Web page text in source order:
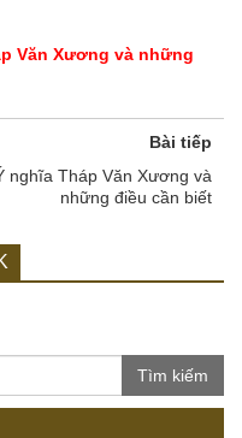
Văn Xương và những
Bài tiếp
nghĩa Tháp Văn Xương và
những điều cần biết
Tìm kiếm